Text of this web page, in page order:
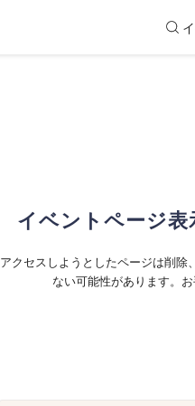
イベントページ表
アクセスしようとしたページは削除
ない可能性があります。